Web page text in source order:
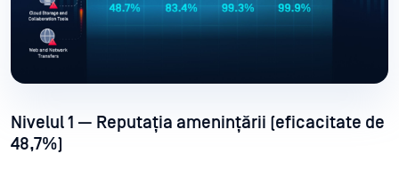
Nivelul 1 — Reputația amenințării (eficacitate de
48,7%)